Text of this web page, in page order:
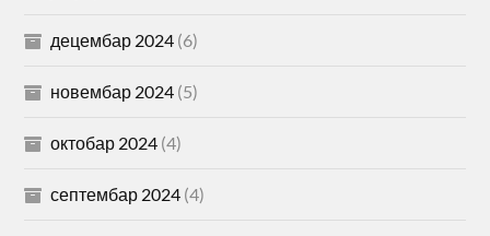
децембар 2024 (6)
новембар 2024 (5)
октобар 2024 (4)
септембар 2024 (4)